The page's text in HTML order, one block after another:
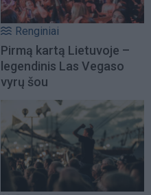
Renginiai
Pirmą kartą Lietuvoje –
legendinis Las Vegaso
vyrų šou